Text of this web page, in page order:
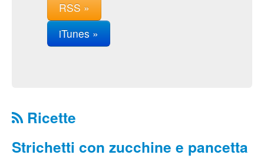
RSS »
iTunes »
Ricette
Strichetti con zucchine e pancetta